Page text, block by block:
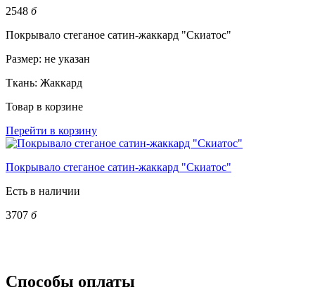
2548 б
Покрывало стеганое сатин-жаккард "Скиатос"
Размер: не указан
Ткань: Жаккард
Товар в корзине
Перейти в корзину
Покрывало стеганое сатин-жаккард "Скиатос"
Есть в наличии
3707 б
Способы оплаты